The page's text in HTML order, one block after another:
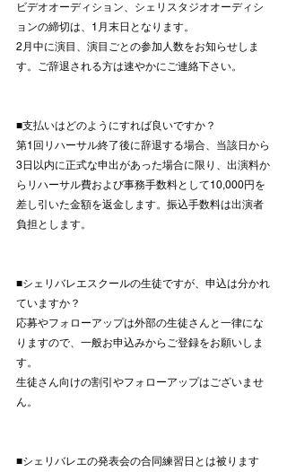
ビデオオーディション、シェリスタジオオーディシ
ョンの締切は、1月末日となります。
2月中に演目、演目ごとの参加人数をお知らせしま
す。ご辞退される方は速やかにご連絡下さい。
■支払いはどのようにすれば良いですか？
第1回リハーサル終了後に辞退する場合、当該日から
3日以内に正式な申出があった場合に限り、出演料か
らリハーサル費および事務手数料として10,000円を
差し引いた金額を返金します。振込手数料は出演者
負担とします。
■シェリバレエスクールの生徒ですが、申込は分かれ
ていますか？
応募やフォローアップは外部の生徒さんと一律にな
りますので、一般お申込みからご登録をお願いしま
す。
生徒さん向けの割引やフォローアップはございませ
ん。
■シェリバレエの発表会の合同練習日とは被ります